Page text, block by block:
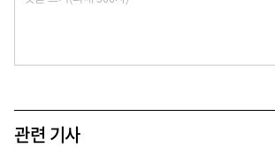
관련 기사